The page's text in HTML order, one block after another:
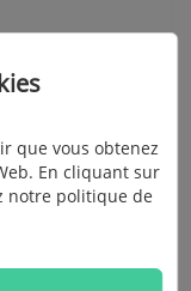
que vous obtenez
En cliquant sur
notre politique de